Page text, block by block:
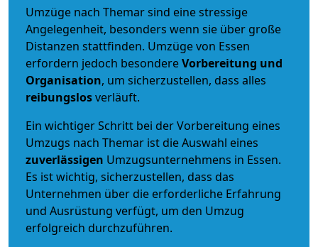
Umzüge nach Themar sind eine stressige
Angelegenheit, besonders wenn sie über große
Distanzen stattfinden. Umzüge von Essen
erfordern jedoch besondereVorbereitung und
Organisation, um sicherzustellen, dass alles
reibungslosverläuft.
Ein wichtiger Schritt bei der Vorbereitung eines
Umzugs nach Themar ist die Auswahl eines
zuverlässigen Umzugsunternehmens in Essen.
Es ist wichtig, sicherzustellen, dass das
Unternehmen über die erforderliche Erfahrung
und Ausrüstung verfügt, um den Umzug
erfolgreich durchzuführen.